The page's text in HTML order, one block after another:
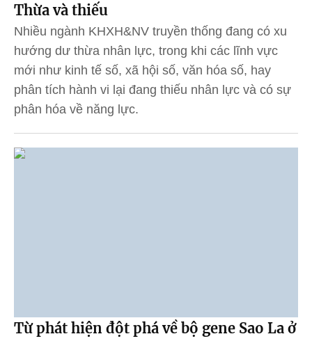
Thừa và thiếu
Nhiều ngành KHXH&NV truyền thống đang có xu
hướng dư thừa nhân lực, trong khi các lĩnh vực
mới như kinh tế số, xã hội số, văn hóa số, hay
phân tích hành vi lại đang thiếu nhân lực và có sự
phân hóa về năng lực.
Từ phát hiện đột phá về bộ gene Sao La ở